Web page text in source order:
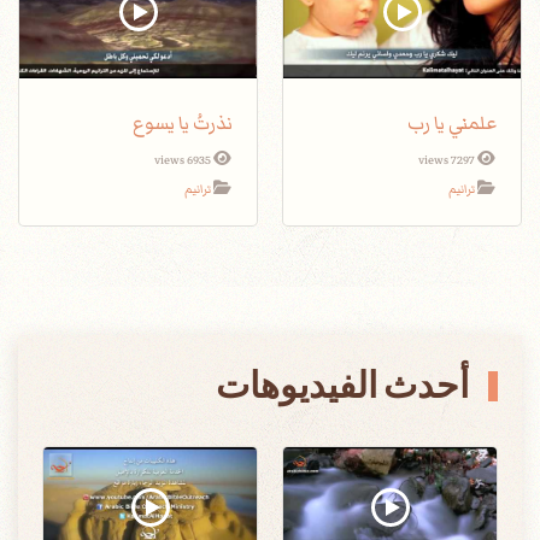
علمني يا رب
7297 views
ترانيم
نذرتُ يا يسوع
6935 views
ترانيم
أحدث الفيديوهات